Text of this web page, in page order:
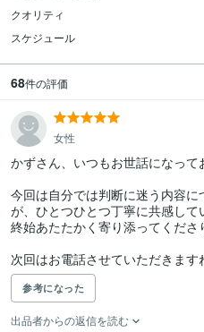
クオリティ
スケジュール
68件の評価
女性
かずさん、いつもお世話になって
今回は自分では判断に迷う内容
が、ひとつひとつ丁寧に共感して
終始あたたかく寄り添ってくださ
次回はお電話させていただきま
参考になった
出品者からの返信を読む